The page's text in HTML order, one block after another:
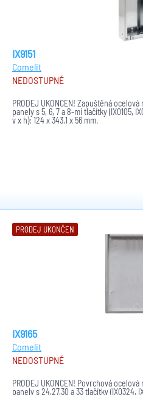
IX9151
Comelit
NEDOSTUPNÉ
PRODEJ UKONČEN! Zapuštěná
panely s 5, 6, 7 a 8-mi tlačítky (IX0105,
v x h): 124 x 343,1 x 56 mm.
PRODEJ UKONČEN
IX9165
Comelit
NEDOSTUPNÉ
PRODEJ UKONČEN! Povrchová
panely s 24,27,30 a 33 tlačítky (IX0324,